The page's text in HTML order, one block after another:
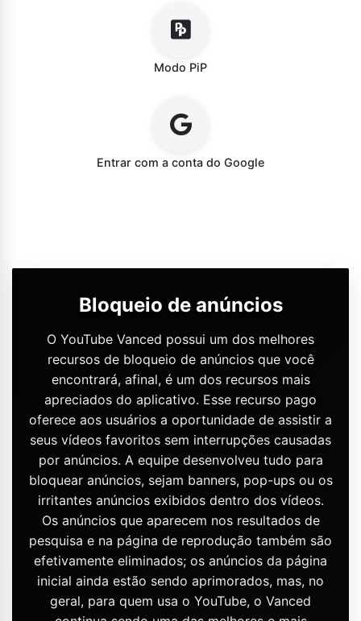
Modo PiP
Entrar com a conta do Google
Bloqueio de anúncios
O YouTube Vanced possui um dos melhores
recursos de bloqueio de anúncios que você
encontrará, afinal, é um dos recursos mais
apreciados do aplicativo. Esse recurso pago
oferece aos usuários a oportunidade de assistir a
seus vídeos favoritos sem interrupções causadas
por anúncios. A equipe desenvolveu tudo para
bloquear anúncios, sejam banners, pop-ups ou os
irritantes anúncios exibidos dentro dos vídeos.
Os anúncios que aparecem nos resultados de
pesquisa e na página de reprodução também são
efetivamente eliminados; os anúncios da página
inicial ainda estão sendo aprimorados, mas, no
geral, para quem usa o YouTube, o Vanced